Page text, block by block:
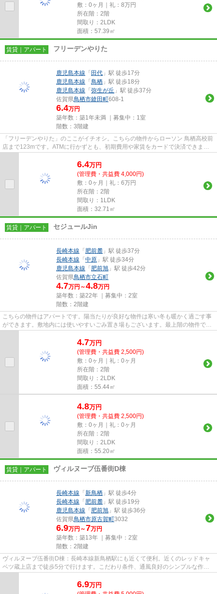
敷：0ヶ月｜礼：8万円
所在階：2階
間取り：2LDK
面積：57.39㎡
賃貸｜アパート フリーデンやりた
鹿児島本線 「田代 」駅 徒歩17分
鹿児島本線 「鳥栖 」駅 徒歩18分
鹿児島本線 「弥生が丘 」駅 徒歩37分
佐賀県鳥栖市鎗田町608-1
6.4万円
築年数：築1年未満 ｜募集中： 1室
階数：3階建
「フリーデンやりた」のここがイチオシ。こちらの物件からローソン 鳥栖高校前
店まで123mです。ATMに行かずとも、初期費用や家賃をカードで決済できま
す。こちらの物件はアパートです...
6.4万円
(管理費・共益費 4,000円)
敷：0ヶ月｜礼：6万円
所在階：2階
間取り：1LDK
面積：32.71㎡
賃貸｜アパート セジュールJin
長崎本線 「肥前麓 」駅 徒歩37分
長崎本線 「中原 」駅 徒歩34分
鹿児島本線 「肥前旭 」駅 徒歩42分
佐賀県鳥栖市立石町
4.7万円～4.8万円
築年数：築22年 ｜募集中： 2室
階数：2階建
こちらの物件はアパートです。陽当たりが良好な物件は寒い冬も暖かく過ごす事
ができます。敷地内には使いやすいごみ置き場もございます。最上階の物件で
す。当社スタッフが地域の賃貸...
4.7万円
(管理費・共益費 2,500円)
敷：0ヶ月｜礼：0ヶ月
所在階：2階
間取り：2LDK
面積：55.44㎡
4.8万円
(管理費・共益費 2,500円)
敷：0ヶ月｜礼：0ヶ月
所在階：2階
間取り：2LDK
面積：55.20㎡
賃貸｜アパート ヴィルヌーブ伍番街D棟
長崎本線 「新鳥栖 」駅 徒歩4分
長崎本線 「肥前麓 」駅 徒歩19分
鹿児島本線 「肥前旭 」駅 徒歩36分
佐賀県鳥栖市原古賀町3032
6.9万円～7万円
築年数：築13年 ｜募集中： 2室
階数：2階建
ヴィルヌーブ伍番街D棟：長崎本線新鳥栖駅にも近くて便利。近くのレッドキャ
ベツ蔵上店まで徒歩5分で行けます。こだわり条件、通風良好のシンプルな作り
のアパートです。気分が落ちた...
6.9万円